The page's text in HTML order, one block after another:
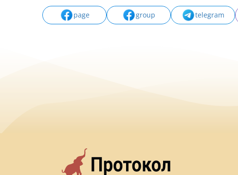
page group telegram